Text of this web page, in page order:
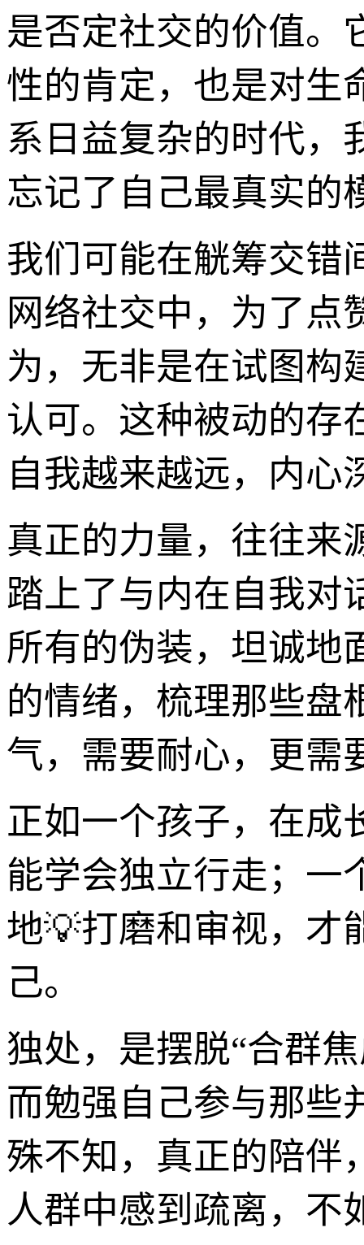
是否定社交的价值。
性的肯定，也是对生
系日益复杂的时代，
忘记了自己最真实的
我们可能在觥筹交错
网络社交中，为了点
为，无非是在试图构
认可。这种被动的存
自我越来越远，内心
真正的力量，往往来
踏上了与内在自我对
所有的伪装，坦诚地
的情绪，梳理那些盘
气，需要耐心，更需
正如一个孩子，在成
能学会独立行走；一
地💡打磨和审视，才
己。
独处，是摆脱“合群
而勉强自己参与那些
殊不知，真正的陪伴
人群中感到疏离，不